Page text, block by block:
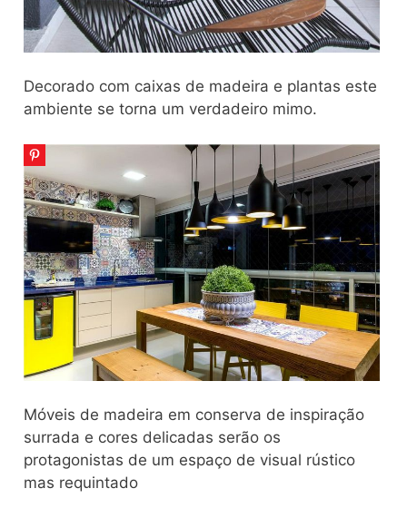
Decorado com caixas de madeira e plantas este
ambiente se torna um verdadeiro mimo.
Móveis de madeira em conserva de inspiração
surrada e cores delicadas serão os
protagonistas de um espaço de visual rústico
mas requintado